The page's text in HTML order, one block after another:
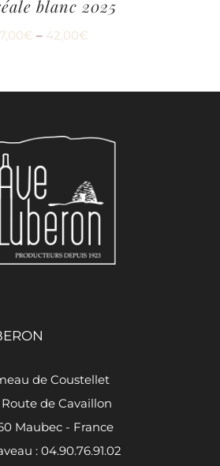
blanc 2025
7,00€ – 42,00€
de Coustellet
Route de Cavaillon
Maubec - France
: 04.90.76.91.02